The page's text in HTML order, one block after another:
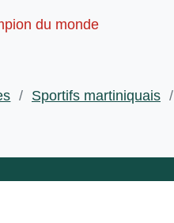
du monde
/ Sportifs martiniquais /